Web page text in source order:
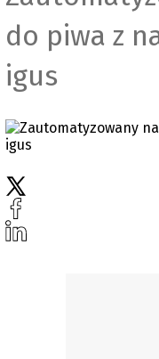
do piwa z
igus